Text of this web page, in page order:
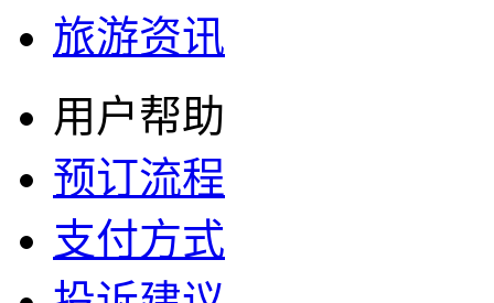
旅游资讯
用户帮助
预订流程
支付方式